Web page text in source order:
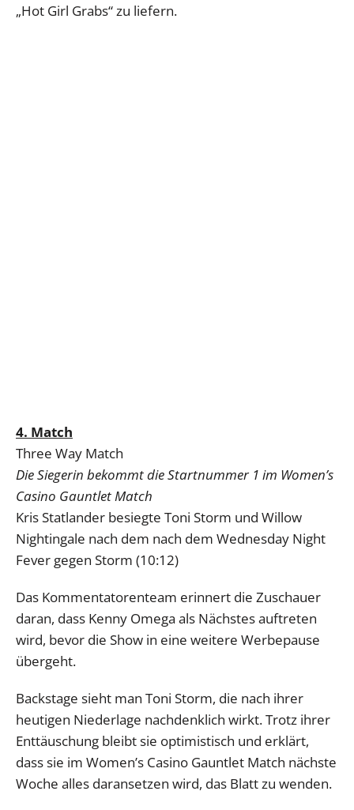
„Hot Girl Grabs“ zu liefern.
4. Match
Three Way Match
Die Siegerin bekommt die Startnummer 1 im Women’s
Casino Gauntlet Match
Kris Statlander besiegte Toni Storm und Willow
Nightingale nach dem nach dem Wednesday Night
Fever gegen Storm (10:12)
Das Kommentatorenteam erinnert die Zuschauer
daran, dass Kenny Omega als Nächstes auftreten
wird, bevor die Show in eine weitere Werbepause
übergeht.
Backstage sieht man Toni Storm, die nach ihrer
heutigen Niederlage nachdenklich wirkt. Trotz ihrer
Enttäuschung bleibt sie optimistisch und erklärt,
dass sie im Women’s Casino Gauntlet Match nächste
Woche alles daransetzen wird, das Blatt zu wenden.